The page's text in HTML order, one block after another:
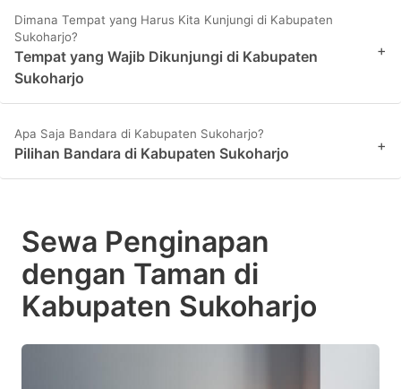
Dimana Tempat yang Harus Kita Kunjungi di Kabupaten
Sukoharjo?
Tempat yang Wajib Dikunjungi di Kabupaten
Sukoharjo
+
Apa Saja Bandara di Kabupaten Sukoharjo?
Pilihan Bandara di Kabupaten Sukoharjo +
Sewa Penginapan
dengan Taman di
Kabupaten Sukoharjo